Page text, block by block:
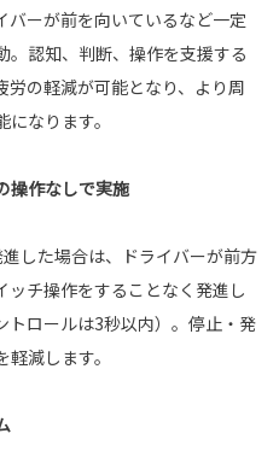
バーが前を向いているなど一定
。認知、判断、操作を支援する
労の軽減が可能となり、より周
なります。
操作なしで実施
した場合は、ドライバーが前方
ッチ操作をすることなく発進し
トロールは3秒以内）。停止・発
減します。